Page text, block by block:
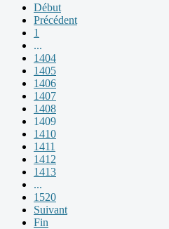
Début
Précédent
1
...
1404
1405
1406
1407
1408
1409
1410
1411
1412
1413
...
1520
Suivant
Fin